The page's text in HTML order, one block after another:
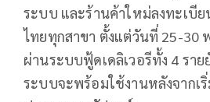
ระบบ และร้านค้าใหม่ลงทะเบีย
ไทยทุกสาขา ตั้งแต่วันที่ 25-30
ผ่านระบบฟู้ดเดลิเวอรีทั้ง 4 ราย
ระบบจะพร้อมใช้งานหลังจากเริ่